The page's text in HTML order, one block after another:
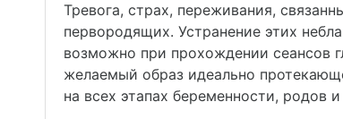
Тревога, страх, переживания,
первородящих. Устранение этих
возможно при прохождении сеансов
желаемый образ идеально
на всех этапах беременности, родов